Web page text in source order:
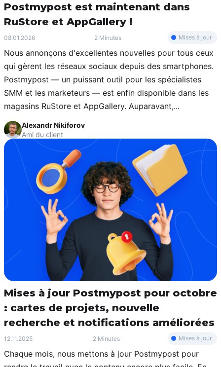
Postmypost est maintenant dans
RuStore et AppGallery !
08.01.2026 2 Minutes Mises à jour
Nous annonçons d'excellentes nouvelles pour tous ceux
qui gèrent les réseaux sociaux depuis des smartphones.
Postmypost — un puissant outil pour les spécialistes
SMM et les marketeurs — est enfin disponible dans les
magasins RuStore et AppGallery. Auparavant,...
Alexandr Nikiforov
Ami du client
Mises à jour Postmypost pour octobre
: cartes de projets, nouvelle
recherche et notifications améliorées
12.11.2025 2 Minutes Mises à jour
Chaque mois, nous mettons à jour Postmypost pour